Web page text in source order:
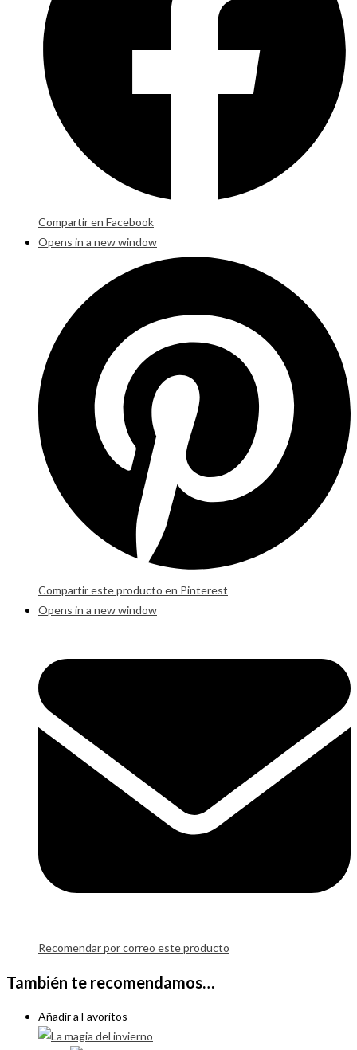
Compartir en Facebook
Opens in a new window
Compartir este producto en Pinterest
Opens in a new window
Recomendar por correo este producto
También te recomendamos…
Añadir a Favoritos